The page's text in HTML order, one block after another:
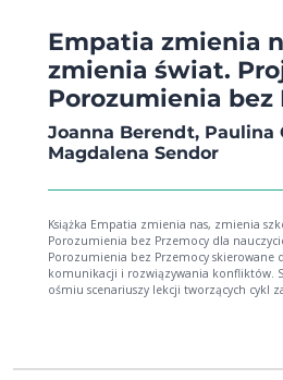
Empatia zmienia
zmienia świat.
Porozumienia bez
Joanna Berendt,
Magdalena Sendor
Książka Empatia zmienia nas, zmienia
Porozumienia bez Przemocy dla
Porozumienia bez Przemocy skierowane
komunikacji i rozwiązywania konfliktów.
ośmiu scenariuszy lekcji tworzących cykl
nauczycielami, rodzicami i młodzieżą,